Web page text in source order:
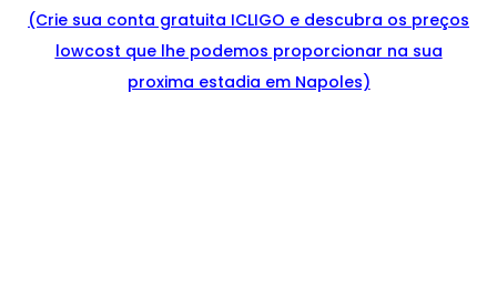
(Crie sua conta gratuita ICLIGO e descubra os preços
lowcost que lhe podemos proporcionar na sua
proxima estadia em Napoles)